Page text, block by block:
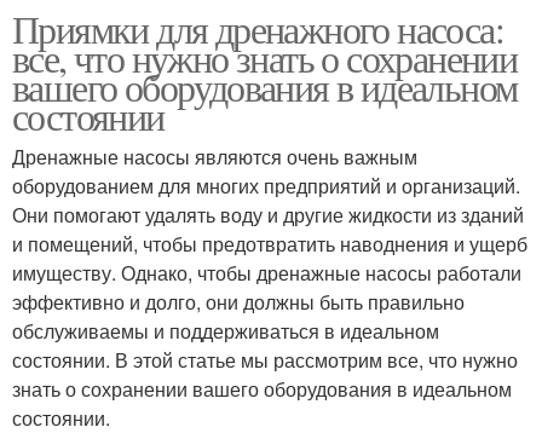
Приямки для дренажного насоса:
все, что нужно знать о сохранении
вашего оборудования в идеальном
состоянии
Дренажные насосы являются очень важным
оборудованием для многих предприятий и организаций.
Они помогают удалять воду и другие жидкости из зданий
и помещений, чтобы предотвратить наводнения и ущерб
имуществу. Однако, чтобы дренажные насосы работали
эффективно и долго, они должны быть правильно
обслуживаемы и поддерживаться в идеальном
состоянии. В этой статье мы рассмотрим все, что нужно
знать о сохранении вашего оборудования в идеальном
состоянии.